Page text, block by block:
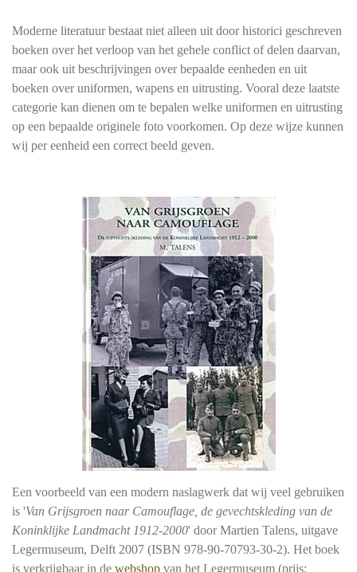
Moderne literatuur bestaat niet alleen uit door historici geschreven
boeken over het verloop van het gehele conflict of delen daarvan,
maar ook uit beschrijvingen over bepaalde eenheden en uit
boeken over uniformen, wapens en uitrusting. Vooral deze laatste
categorie kan dienen om te bepalen welke uniformen en uitrusting
op een bepaalde originele foto voorkomen. Op deze wijze kunnen
wij per eenheid een correct beeld geven.
Een voorbeeld van een modern naslagwerk dat wij veel gebruiken
is 'Van Grijsgroen naar Camouflage, de gevechtskleding van de
Koninklijke Landmacht 1912-2000' door Martien Talens, uitgave
Legermuseum, Delft 2007 (ISBN 978-90-70793-30-2). Het boek
is verkrijgbaar in de webshop van het Legermuseum (prijs: